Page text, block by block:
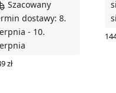
Szacowany
dostawy: 8.
- 10.
zł